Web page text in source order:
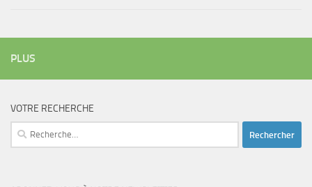
PLUS
VOTRE RECHERCHE
Rechercher :